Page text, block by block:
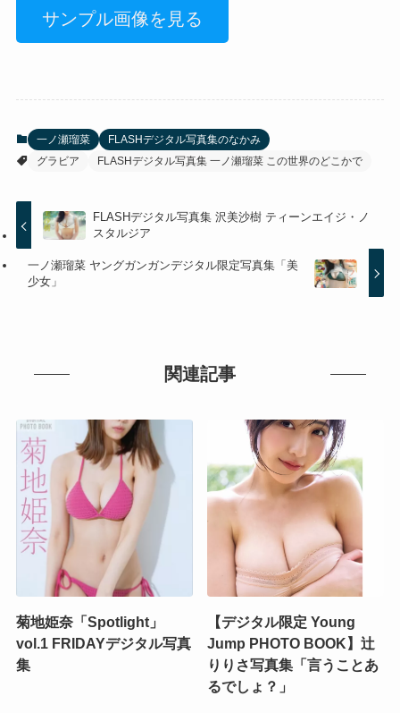
サンプル画像を見る
一ノ瀬瑠菜
FLASHデジタル写真集のなかみ
グラビア
FLASHデジタル写真集 一ノ瀬瑠菜 この世界のどこかで
FLASHデジタル写真集 沢美沙樹 ティーンエイジ・ノ
スタルジア
一ノ瀬瑠菜 ヤングガンガンデジタル限定写真集「美
少女」
関連記事
菊地姫奈「Spotlight」
vol.1 FRIDAYデジタル写真
集
【デジタル限定 Young
Jump PHOTO BOOK】辻
りりさ写真集「言うことあ
るでしょ？」